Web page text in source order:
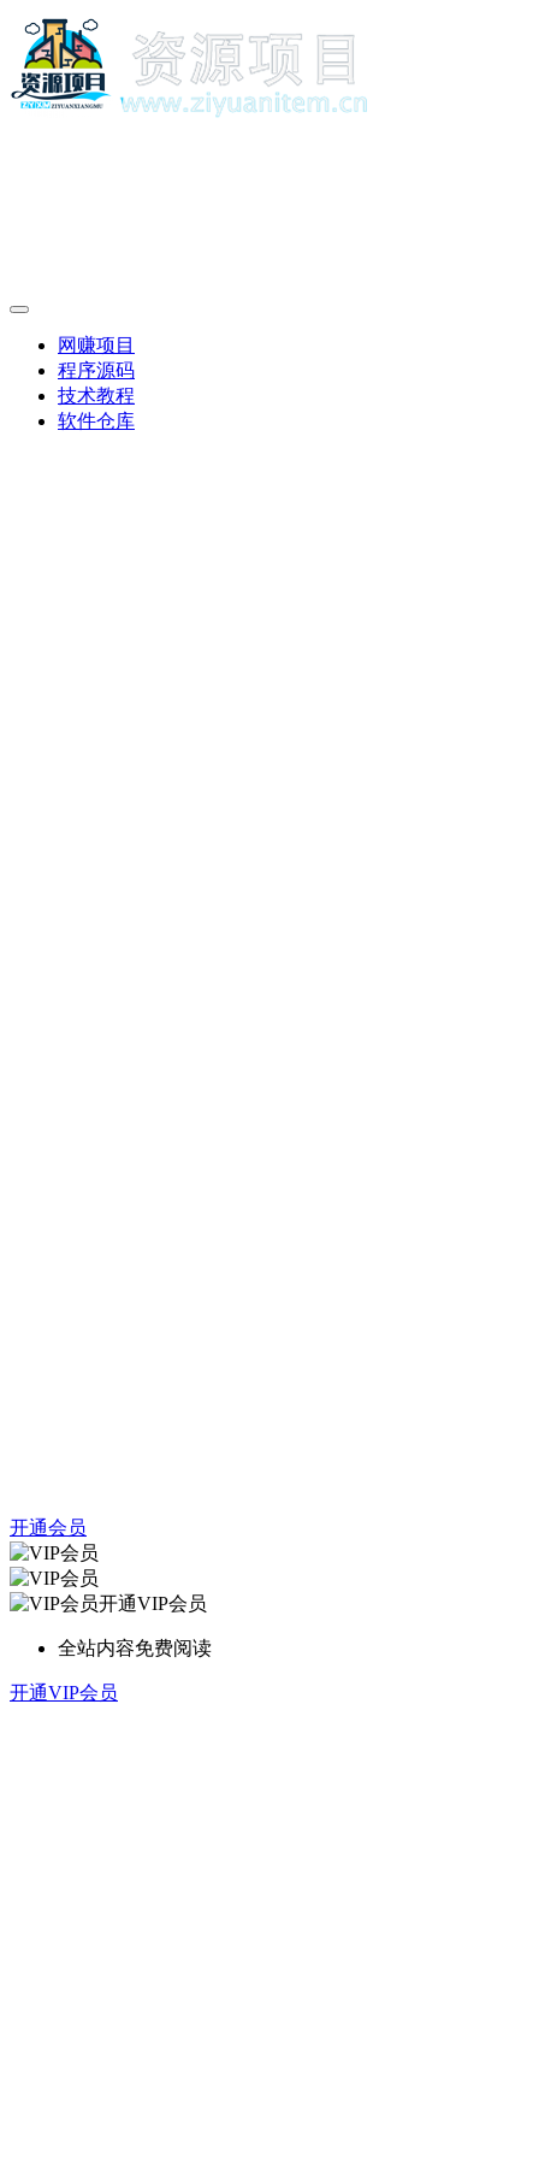
网赚项目
程序源码
技术教程
软件仓库
开通会员
开通VIP会员
全站内容免费阅读
开通VIP会员